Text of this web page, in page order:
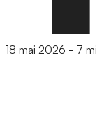
18 mai 2026 - 7